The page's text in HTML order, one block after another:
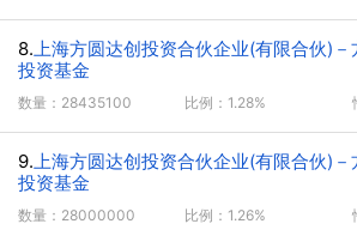
8.上海方圆达创投资合伙企业(有限合伙)
投资基金
数量：28435100 比例：1.28%
9.上海方圆达创投资合伙企业(有限合伙)
投资基金
数量：28000000 比例：1.26%